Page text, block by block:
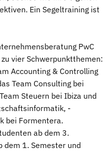
Ein Segeltraining ist
PwC
vier Schwerpunktthemen:
Accounting & Controlling
Team Consulting bei
Steuern bei Ibiza und
-
bei Formentera.
ab dem 3.
dem 1. Semester und